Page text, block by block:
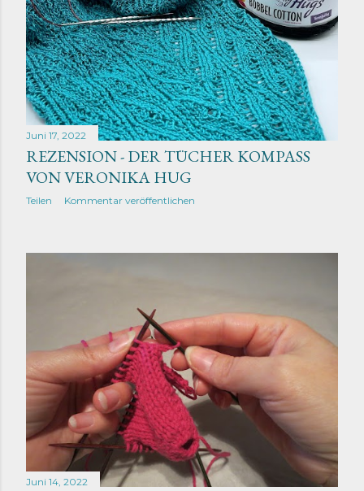
Juni 17, 2022
REZENSION - DER TÜCHER KOMPASS
VON VERONIKA HUG
Teilen Kommentar veröffentlichen
Juni 14, 2022